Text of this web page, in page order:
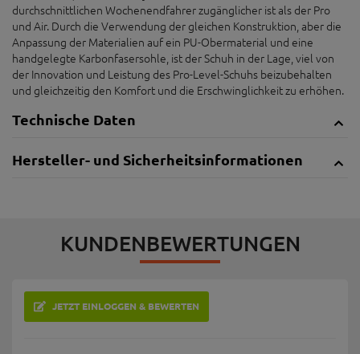
durchschnittlichen Wochenendfahrer zugänglicher ist als der Pro
und Air. Durch die Verwendung der gleichen Konstruktion, aber die
Anpassung der Materialien auf ein PU-Obermaterial und eine
handgelegte Karbonfasersohle, ist der Schuh in der Lage, viel von
der Innovation und Leistung des Pro-Level-Schuhs beizubehalten
und gleichzeitig den Komfort und die Erschwinglichkeit zu erhöhen.
Technische Daten
Hersteller- und Sicherheitsinformationen
KUNDENBEWERTUNGEN
JETZT EINLOGGEN & BEWERTEN